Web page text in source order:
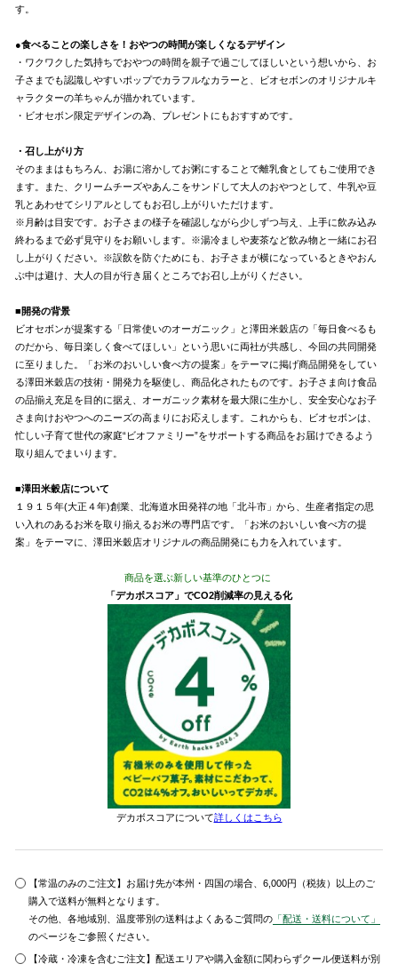
す。
●食べることの楽しさを！おやつの時間が楽しくなるデザイン
・ワクワクした気持ちでおやつの時間を親子で過ごしてほしいという想いから、お
子さまでも認識しやすいポップでカラフルなカラーと、ビオセボンのオリジナルキ
ャラクターの羊ちゃんが描かれています。
・ビオセボン限定デザインの為、プレゼントにもおすすめです。
・召し上がり方
そのままはもちろん、お湯に溶かしてお粥にすることで離乳食としてもご使用でき
ます。また、クリームチーズやあんこをサンドして大人のおやつとして、牛乳や豆
乳とあわせてシリアルとしてもお召し上がりいただけます。
※月齢は目安です。お子さまの様子を確認しながら少しずつ与え、上手に飲み込み
終わるまで必ず見守りをお願いします。※湯冷ましや麦茶など飲み物と一緒にお召
し上がりください。※誤飲を防ぐためにも、お子さまが横になっているときやおん
ぶ中は避け、大人の目が行き届くところでお召し上がりください。
■開発の背景
ビオセボンが提案する「日常使いのオーガニック」と澤田米穀店の「毎日食べるも
のだから、毎日楽しく食べてほしい」という思いに両社が共感し、今回の共同開発
に至りました。「お米のおいしい食べ方の提案」をテーマに掲げ商品開発をしてい
る澤田米穀店の技術・開発力を駆使し、商品化されたものです。お子さま向け食品
の品揃え充足を目的に据え、オーガニック素材を最大限に生かし、安全安心なお子
さま向けおやつへのニーズの高まりにお応えします。これからも、ビオセボンは、
忙しい子育て世代の家庭“ビオファミリー”をサポートする商品をお届けできるよう
取り組んでまいります。
■澤田米穀店について
１９１５年(大正４年)創業、北海道水田発祥の地「北斗市」から、生産者指定の思
い入れのあるお米を取り揃えるお米の専門店です。「お米のおいしい食べ方の提
案」をテーマに、澤田米穀店オリジナルの商品開発にも力を入れています。
商品を選ぶ新しい基準のひとつに
「デカボスコア」でCO2削減率の見える化
デカボスコアについて詳しくはこちら
【常温のみのご注文】お届け先が本州・四国の場合、6,000円（税抜）以上のご
購入で送料が無料となります。
その他、各地域別、温度帯別の送料はよくあるご質問の 「配送・送料について」
のページをご参照ください。
【冷蔵・冷凍を含むご注文】配送エリアや購入金額に関わらずクール便送料が別